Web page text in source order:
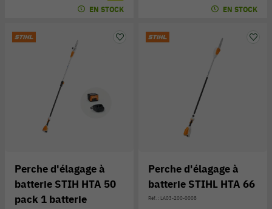
EN STOCK EN STOCK
Perche d'élagage à
batterie STIH HTA 50
pack 1 batterie
Perche d'élagage à
batterie STIHL HTA 66
Réf. : LA03-200-0008